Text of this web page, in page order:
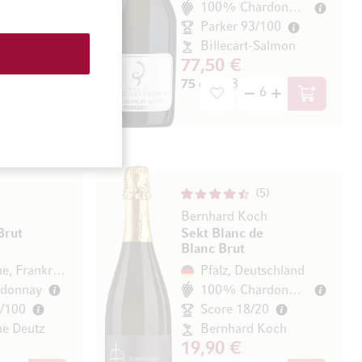
In den Warenkorb
100% Chardonnay
Parker 93/100
Billecart-Salmon
77,50 €
75 cl (103,33 € / l)
In den
Champagne, Frankreich
100
Deutz
5
Bernhard Koch
Sekt Blanc de
Blanc Brut
Pfalz, Deutschland
100% Chardonnay
Score 18/20
Bernhard Koch
19,90 €